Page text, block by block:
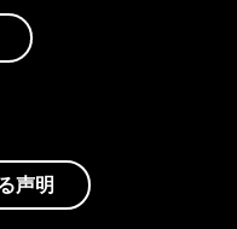
声明